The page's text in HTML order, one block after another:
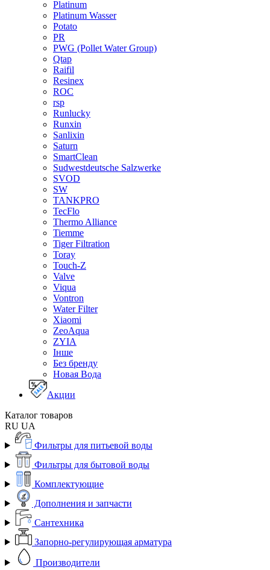
Platinum
Platinum Wasser
Potato
PR
PWG (Pollet Water Group)
Qtap
Raifil
Resinex
ROC
rsp
Runlucky
Runxin
Sanlixin
Saturn
SmartClean
Sudwestdeutsche Salzwerke
SVOD
SW
TANKPRO
TecFlo
Thermo Alliance
Tiemme
Tiger Filtration
Toray
Touch-Z
Valve
Viqua
Vontron
Water Filter
Xiaomi
ZeoAqua
ZYIA
Інше
Без бренду
Новая Вода
Акции
Каталог товаров
RU UA
Фильтры для питьевой воды
Фильтры для бытовой воды
Комплектующие
Дополнения и запчасти
Сантехника
Запорно-регулирующая арматура
Производители